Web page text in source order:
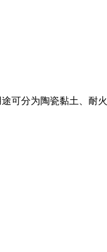
可分为陶瓷黏土、耐